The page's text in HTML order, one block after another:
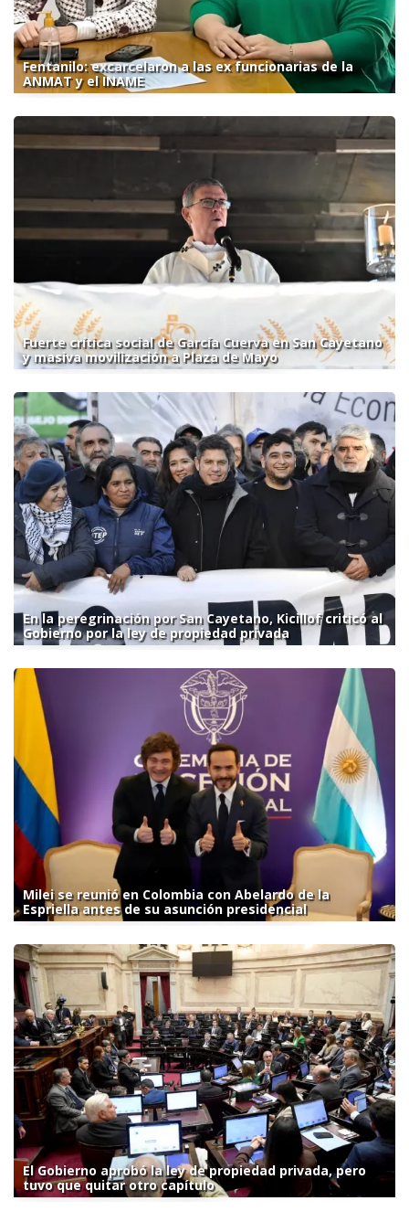
Fentanilo: excarcelaron a las ex funcionarias de la
ANMAT y el INAME
Fuerte crítica social de García Cuerva en San Cayetano
y masiva movilización a Plaza de Mayo
En la peregrinación por San Cayetano, Kicillof criticó al
Gobierno por la ley de propiedad privada
Milei se reunió en Colombia con Abelardo de la
Espriella antes de su asunción presidencial
El Gobierno aprobó la ley de propiedad privada, pero
tuvo que quitar otro capítulo